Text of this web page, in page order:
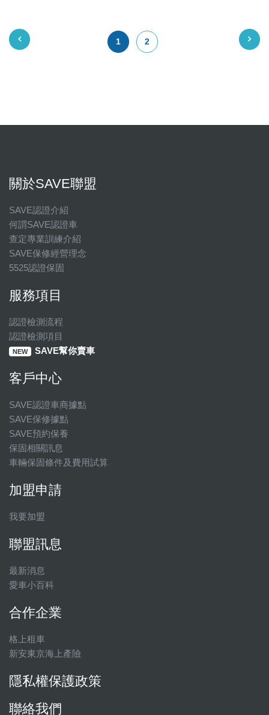
1 2
關於SAVE聯盟
SAVE認證介紹
何謂SAVE認證車
查定專業訓練介紹
SAVE保修經營理念
5525認證保固
服務項目
認證檢測流程
認證檢測項目
NEW SAVE幫你賣車
客戶中心
SAVE認證車商據點
SAVE保修據點
SAVE預約保養
保固相關訊息
車輛保固條件及費用試算
加盟申請
我要加盟
聯盟訊息
最新消息
愛車小百科
合作企業
格上租車
新安東京海上產險
隱私權保護政策
聯絡我們